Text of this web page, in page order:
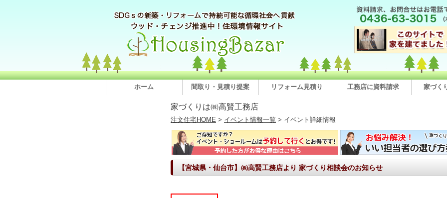
ホーム 間取り・見積り提案 リフォーム見積り 工務店に資料請求 家づく
家づくりは㈱高賢工務店
注文住宅HOME > イベント情報一覧 > イベント詳細情報
【宮城県・仙台市】㈱高賢工務店より 家づくり相談会のお知らせ